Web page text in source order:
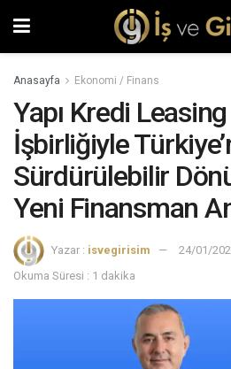
Anasayfa Ekonomi / Finans
Yapı Kredi
İşbirliğiyle
Sürdürülebilir
Yeni Finansman
Yazar : isvegirisim
24/01/
Okuma Süresi : 1 dakika